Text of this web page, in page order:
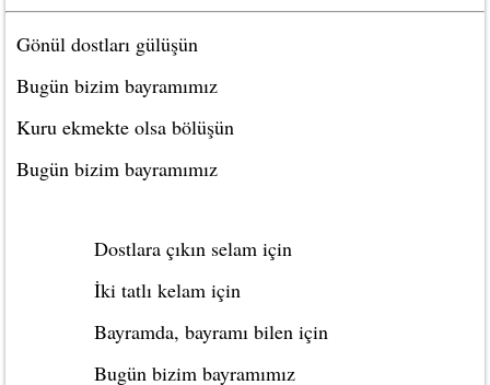
Gönül dostları gülüşün
Bugün bizim bayramımız
Kuru ekmekte olsa bölüşün
Bugün bizim bayramımız
Dostlara çıkın selam için
İki tatlı kelam için
Bayramda, bayramı bilen için
Bugün bizim bayramımız